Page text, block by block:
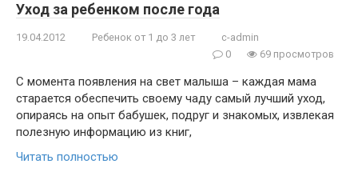
Уход за ребенком после года
19.04.2012 Ребенок от 1 до 3 лет
c-admin
0
69 просмотров
С момента появления на свет малыша – каждая мама
старается обеспечить своему чаду самый лучший уход,
опираясь на опыт бабушек, подруг и знакомых, извлекая
полезную информацию из книг,
Читать полностью